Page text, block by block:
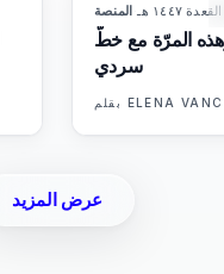
المنصة
المرّة مع خطّ
سردي
بقلم ELENA
عرض المزيد